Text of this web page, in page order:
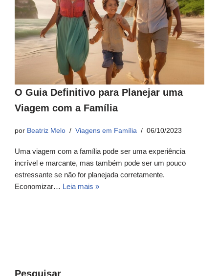
O Guia Definitivo para Planejar uma
Viagem com a Família
por Beatriz Melo Viagens em Família 06/10/2023
Uma viagem com a família pode ser uma experiência
incrível e marcante, mas também pode ser um pouco
estressante se não for planejada corretamente.
Economizar… Leia mais »
Pesquisar